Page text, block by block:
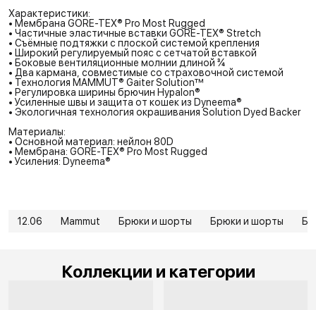
Характеристики:
• Мембрана GORE-TEX® Pro Most Rugged
• Частичные эластичные вставки GORE-TEX® Stretch
• Съёмные подтяжки с плоской системой крепления
• Широкий регулируемый пояс с сетчатой вставкой
• Боковые вентиляционные молнии длиной ¾
• Два кармана, совместимые со страховочной системой
• Технология MAMMUT® Gaiter Solution™
• Регулировка ширины брючин Hypalon®
• Усиленные швы и защита от кошек из Dyneema®
• Экологичная технология окрашивания Solution Dyed Backer
Материалы:
• Основной материал: нейлон 80D
• Мембрана: GORE-TEX® Pro Most Rugged
• Усиления: Dyneema®
12.06 Mammut Брюки и шорты Брюки и шорты
Коллекции и категории